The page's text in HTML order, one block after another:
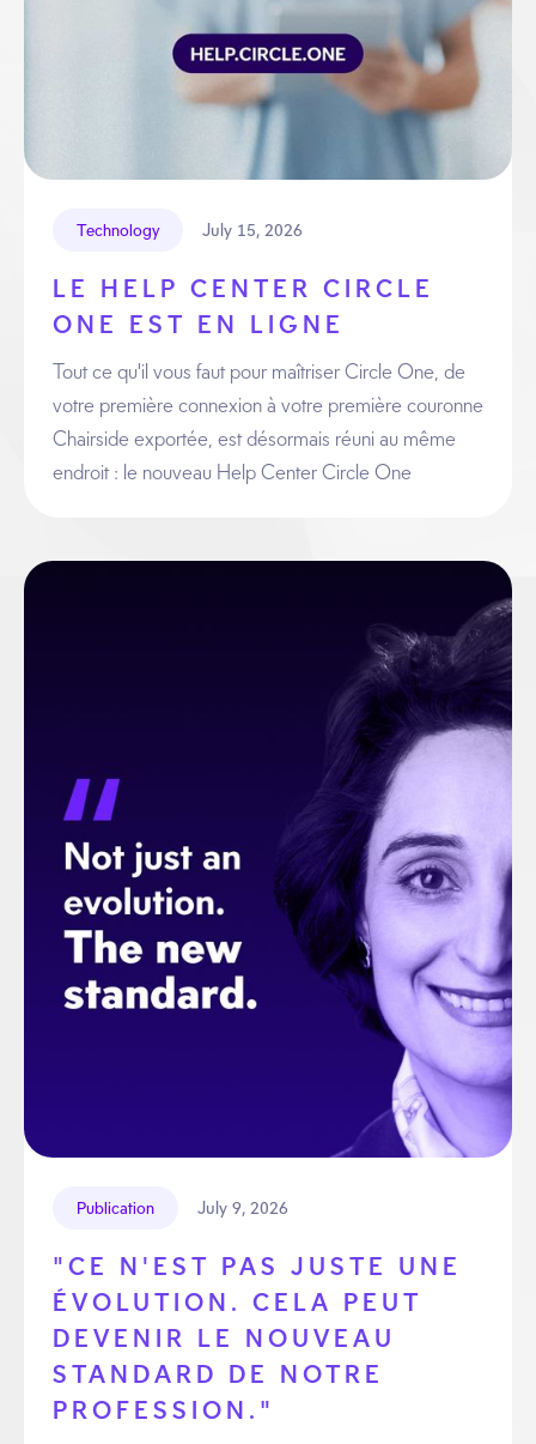
Technology July 15, 2026
LE HELP CENTER CIRCLE
ONE EST EN LIGNE
Tout ce qu'il vous faut pour maîtriser Circle One, de
votre première connexion à votre première couronne
Chairside exportée, est désormais réuni au même
endroit : le nouveau Help Center Circle One
Publication July 9, 2026
"CE N'EST PAS JUSTE UNE
ÉVOLUTION. CELA PEUT
DEVENIR LE NOUVEAU
STANDARD DE NOTRE
PROFESSION."